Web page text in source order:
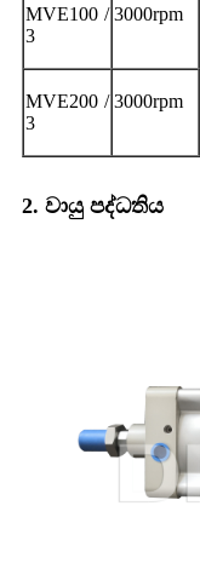
MVE100 /
3
3000rpm
MVE200 /
3
3000rpm
2. වායු පද්ධතිය